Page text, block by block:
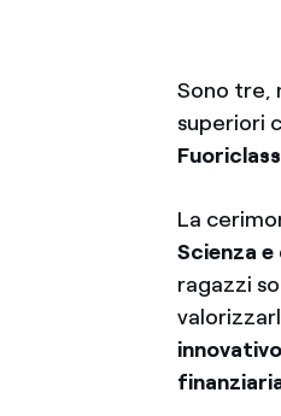
Sono tre,
superiori
La
Scienza
ragazzi